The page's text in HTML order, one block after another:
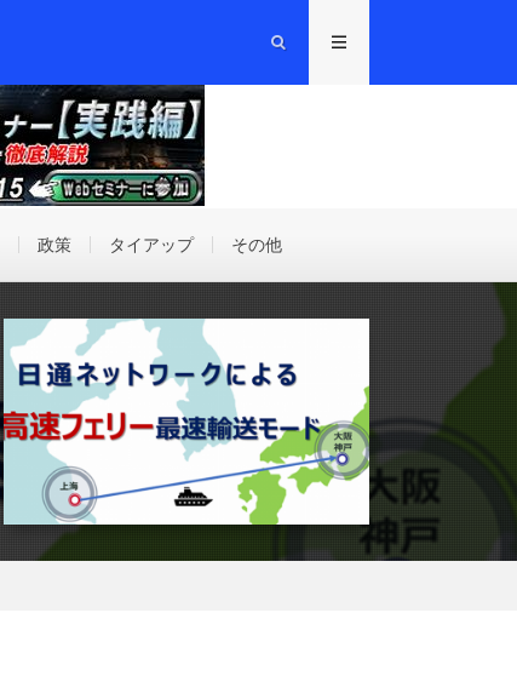
政策 タイアップ その他